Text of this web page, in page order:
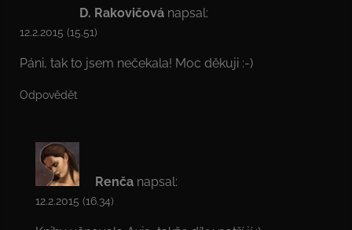
D. Rakovičová napsal:
12.2.2015 (15.51)
Páni, tak to jsem nečekala! Moc děkuji :-)
Odpovědět
Renča napsal:
12.2.2015 (16.34)